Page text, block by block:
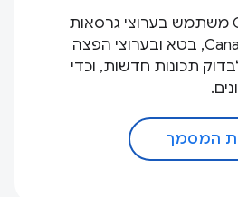
איך Chrome משתמש בערוצי גרסאות
כמו Canary, Dev, בטא ובערוצי הפצה
תכונות חדשות, וכדי
המסמך